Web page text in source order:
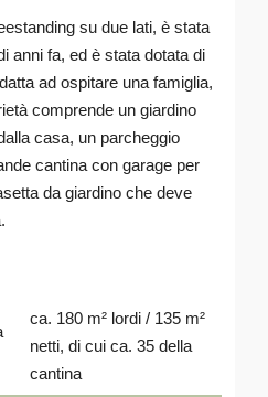
su due lati, è stata
anni fa, ed è stata dotata di
ad ospitare una famiglia,
comprende un giardino
casa, un parcheggio
cantina con garage per
da giardino che deve
ca. 180 m² lordi / 135 m²
netti, di cui ca. 35 della
cantina